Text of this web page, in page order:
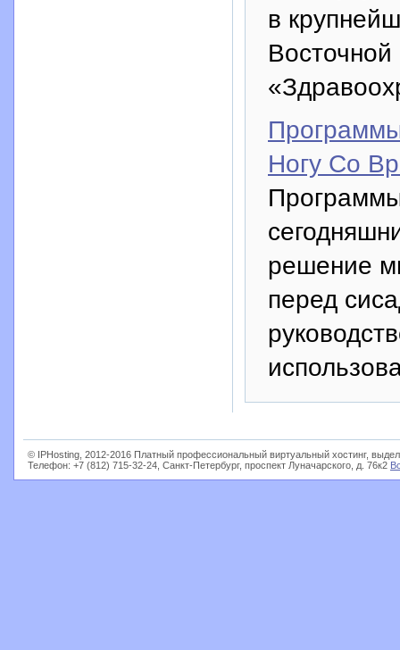
в
Ногу Со
решение
перед
© IPHosting, 2012-2016 Платный профессиональный виртуальный хостинг,
Телефон: +7 (812) 715-32-24, Санкт-Петербург, проспект Луначарского, д. 76к2